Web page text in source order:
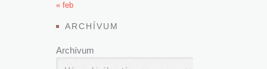
« feb
ARCHÍVUM
Archívum